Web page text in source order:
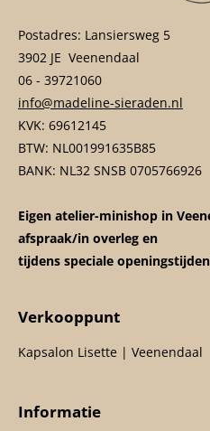
Postadres: Lansiersweg 5
3902 JE Veenendaal
06 - 39721060
info@madeline-sieraden.nl
KVK: 69612145
BTW: NL001991635B85
BANK: NL32 SNSB 0705766926
Eigen atelier-minishop in
afspraak/in overleg en
tijdens speciale
Verkooppunt
Kapsalon Lisette | Veenendaal
Informatie